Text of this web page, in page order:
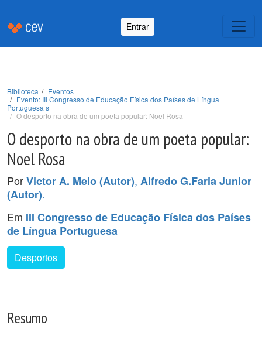
Entrar
Biblioteca
Eventos
Evento: III Congresso de Educação Física dos Países de Língua
Portuguesa s
O desporto na obra de um poeta popular: Noel Rosa
O desporto na obra de um poeta popular:
Noel Rosa
PorVictor A. Melo (Autor), Alfredo G.Faria Junior
(Autor).
Em III Congresso de Educação Física dos Países
de Língua Portuguesa
Desportos
Resumo